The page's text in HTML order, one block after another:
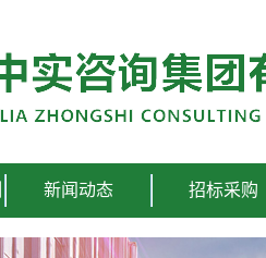
新闻动态 招标采购